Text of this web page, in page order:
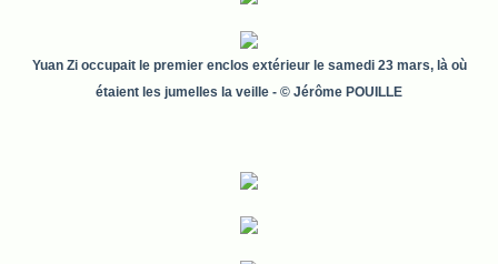
Yuan Zi occupait le premier enclos extérieur le samedi 23 mars, là où
étaient les jumelles la veille - © Jérôme POUILLE